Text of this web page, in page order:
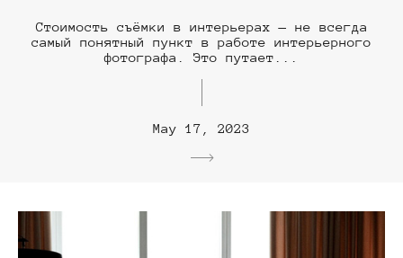
Стоимость съёмки в интерьерах — не всегда
самый понятный пункт в работе интерьерного
фотографа. Это путает...
May 17, 2023